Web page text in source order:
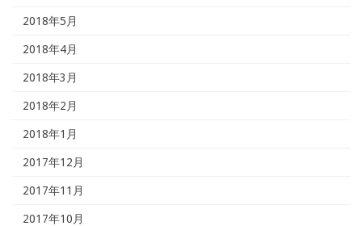
2018年5月
2018年4月
2018年3月
2018年2月
2018年1月
2017年12月
2017年11月
2017年10月